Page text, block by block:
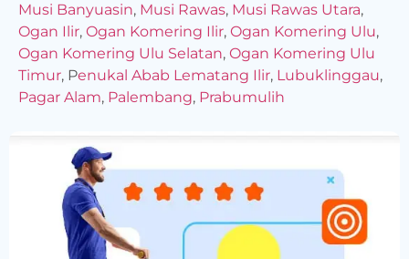
Musi Banyuasin, Musi Rawas, Musi Rawas Utara,
Ogan Ilir, Ogan Komering Ilir, Ogan Komering Ulu,
Ogan Komering Ulu Selatan, Ogan Komering Ulu
Timur, Penukal Abab Lematang Ilir, Lubuklinggau,
Pagar Alam, Palembang, Prabumulih